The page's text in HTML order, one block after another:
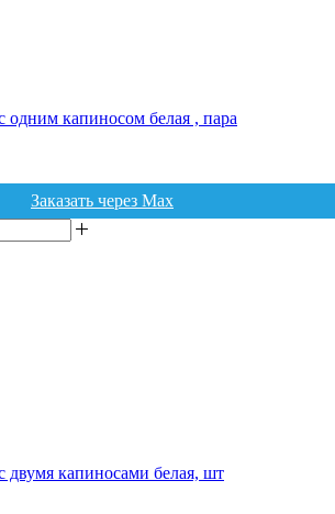
одним капиносом белая , пара
Заказать через Max
двумя капиносами белая, шт